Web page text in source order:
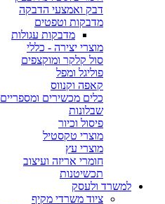
דבק ואמצעי הדבקה
מדבקות וטפטים
מדבקות עגולות
מוצרי יצירה - כללי
סול קלקר ומוקצפים
פוליגל ומפל
קאפה וקנווס
כלים מכשירים ומספריים
שבלונות
פיסול וכיור
מוצרי טקסטיל
מוצרי עץ
חומרי אריזה ועיצוב
תכשיטנות
למשרד ולעסק
ציוד משרדי מקיף